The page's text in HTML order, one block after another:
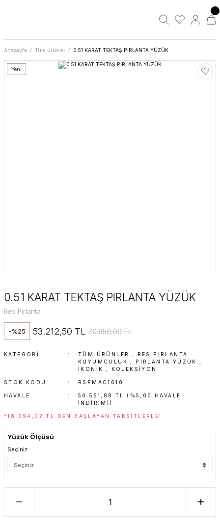
Anasayfa Tüm ürünler 0.51 KARAT TEKTAŞ PIRLANTA YÜZÜK
Yeni
0.51 KARAT TEKTAŞ PIRLANTA YÜZÜK
Res Pırlanta
-%25 53.212,50 TL 70.950,00 TL
KATEGORI TÜM ÜRÜNLER
RES PIRLANTA
KUYUMCULUK
PIRLANTA YÜZÜK
İKONIK
KOLEKSİYON
STOK KODU RSPMAC1610
HAVALE
50.551,88 TL (%5,00 HAVALE
INDIRIMI)
*18.094,02 TL DEN BAŞLAYAN TAKSITLERLE!
Yüzük Ölçüsü
Seçiniz